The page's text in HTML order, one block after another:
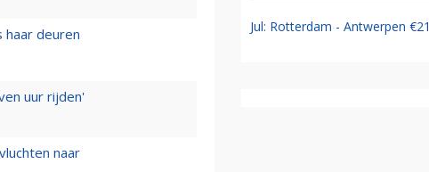
haar deuren
uur rijden'
naar
Jul: Rotterdam - Antwerpen €21